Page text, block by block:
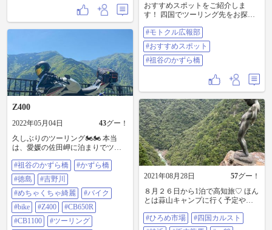
おすすめスポットをご紹介しま
す！ 四国でツーリング先をお探し
かずら橋」はいかがでしょう
か〜？💁‍♀️ 日本三奇橋のひとつと言
われているかずら橋は重さ約5トン
のシラクチカズラで作られていま
ドキ感を楽しめます😍✨ 一年中ど
の季節に行っても絶景で今の時期
ずら橋の真下に流れる祖谷川は祖
谷渓流へと続いています✨✨ 毎日
19:00~21:30の間はライトアップさ
れているの夜に行くのもいいです
ね🙌❕ 投稿時には「 #モトクル広報
部 」タグをぜひぜひお使いくださ
い〜🙇‍♀️ また、カスタム・メンテ🛠
で、どんどん投稿よろしくお願い
します〜👍 ※画像は@60571 さん、
@60571 さん、@2311 さん の過去
投稿画像を掲載させていただいて
おります🙇‍♀️ #おすすめスポット #祖
谷のかずら橋
#モトクル広報部
#おすすめスポット
#祖谷のかずら橋
Z400
2022年05月04日 43グー！
久しぶりのツーリング🏍🏍 本当
は、愛媛の佐田岬に泊まりでツー
何処も空いてなく日帰りで、祖谷
のかずら橋に☺️‼️ ちょうどいい峠道
で楽しいツーリングでした😁 祖谷
そばも食べて満足満足😊 ☆ #祖谷
のかずら橋#かずら橋#徳島 #吉野川
#めちゃくちゃ綺麗 #バイク#bike
#z400#cb650r#cb1100 #ツーリング#
#祖谷のかずら橋
#かずら橋
#徳島
#吉野川
#めちゃくちゃ綺麗
#バイク
#bike
#Z400
#CB650R
#CB1100
#ツーリング
2021年08月28日 57グー！
８月２６日から1泊で高知旅♡ ほん
とは蒜山キャンプに行く予定やっ
高知旅に変更(*´∇｀*) 香川でおうど
ん２軒ハシゴして 祖谷の小便小僧
#ひろめ市場
#四国カルスト